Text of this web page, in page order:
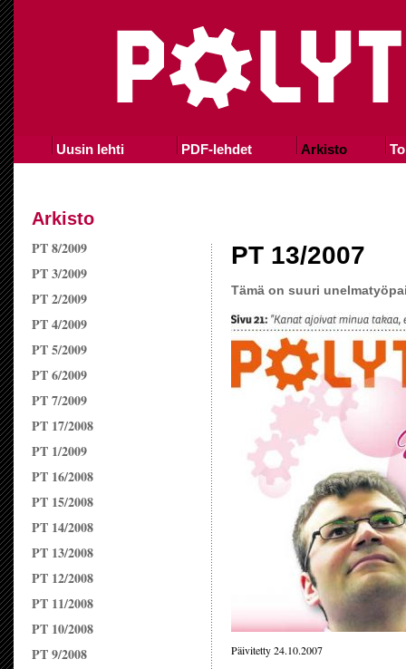
Uusin lehti PDF-lehdet Arkisto
Arkisto
PT 8/2009
PT 3/2009
PT 2/2009
PT 4/2009
PT 5/2009
PT 6/2009
PT 7/2009
PT 17/2008
PT 1/2009
PT 16/2008
PT 15/2008
PT 14/2008
PT 13/2008
PT 12/2008
PT 11/2008
PT 10/2008
PT 9/2008
PT 13/2007
Tämä on suuri
Päivitetty 24.10.2007